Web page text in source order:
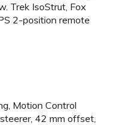
Trek IsoStrut, Fox
2-position remote
Motion Control
42 mm offset,